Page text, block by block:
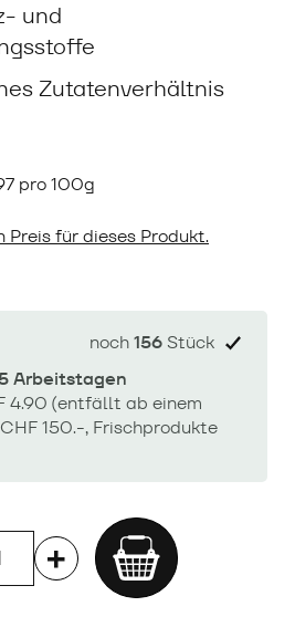
und
Zutatenverhältnis
pro 100g
Preis für dieses Produkt.
Arbeitstagen
4.90 (entfällt ab einem
150.-, Frischprodukte
noch156Stück
Add